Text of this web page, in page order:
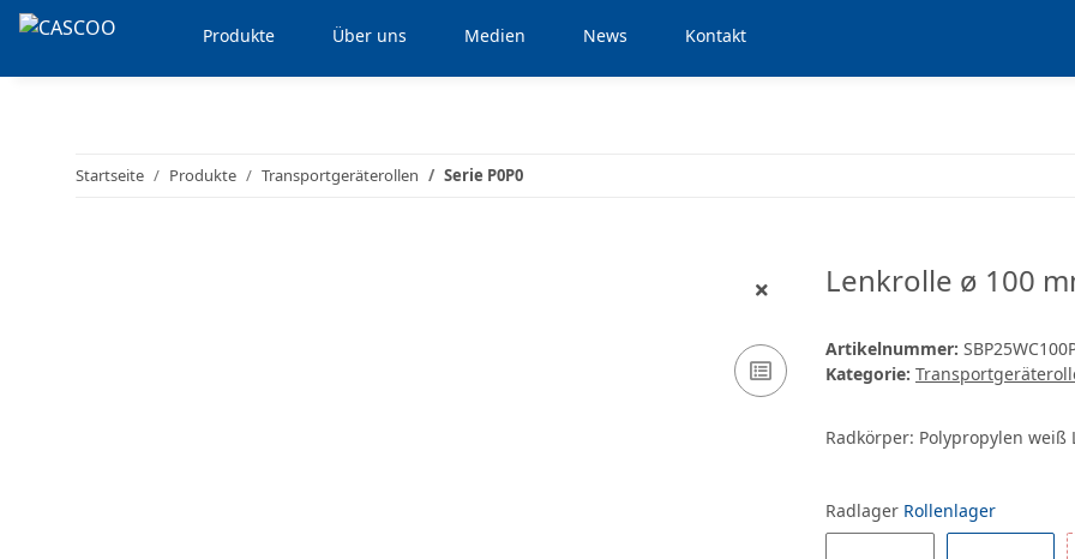
Produkte Über uns Medien News Kontakt
Startseite Produkte Transportgeräterollen Serie P0P0
Lenkrolle ø 100
Artikelnummer:
Kategorie:
Radkörper: Polypropylen
Radlager Rollenlager